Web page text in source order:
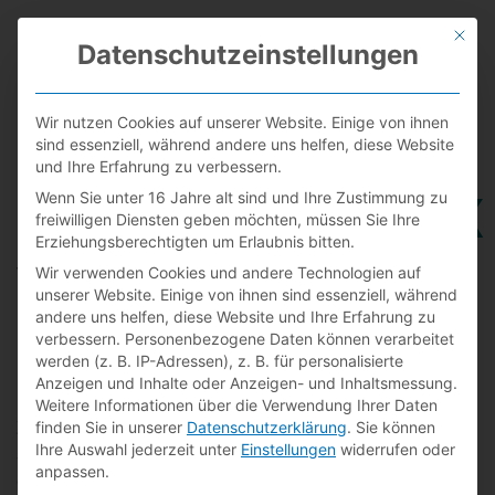
Smart Home & KNX
Wenn Ihr Zuhause
mitdenkt
Ein Smart Home ist mehr als nur Technik – es ist ein
Zuhause, das mitdenkt. Licht, Heizung, Beschattung oder
Sicherheit lassen sich heute intelligent vernetzen und
genau auf Ihre persönlichen Gewohnheiten abstimmen.
Mit
Datenschutzeinstellungen
Wir nutzen Cookies auf unserer Website. Einige von ihnen
sind essenziell, während andere uns helfen, diese Website
und Ihre Erfahrung zu verbessern.
Wenn Sie unter 16 Jahre alt sind und Ihre Zustimmung zu
freiwilligen Diensten geben möchten, müssen Sie Ihre
Erziehungsberechtigten um Erlaubnis bitten.
Wir verwenden Cookies und andere Technologien auf
unserer Website. Einige von ihnen sind essenziell, während
andere uns helfen, diese Website und Ihre Erfahrung zu
verbessern. Personenbezogene Daten können verarbeitet
werden (z. B. IP-Adressen), z. B. für personalisierte
Anzeigen und Inhalte oder Anzeigen- und Inhaltsmessung.
Weitere Informationen über die Verwendung Ihrer Daten
finden Sie in unserer Datenschutzerklärung. Sie können
Ihre Auswahl jederzeit unter Einstellungen widerrufen oder
anpassen.